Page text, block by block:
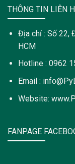
THÔNG TIN LIÊN
Địa chỉ : Số 22,
HCM
Hotline : 0962
Email :
Website:
FANPAGE